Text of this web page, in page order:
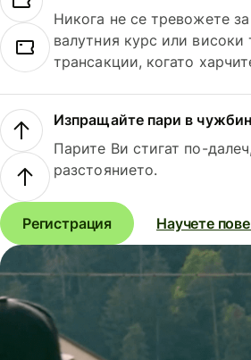
Никога не се тревожете
валутния курс или високи
трансакции, когато
Изпращайте пари в
Парите Ви стигат по-
разстоянието.
Регистрация Научете